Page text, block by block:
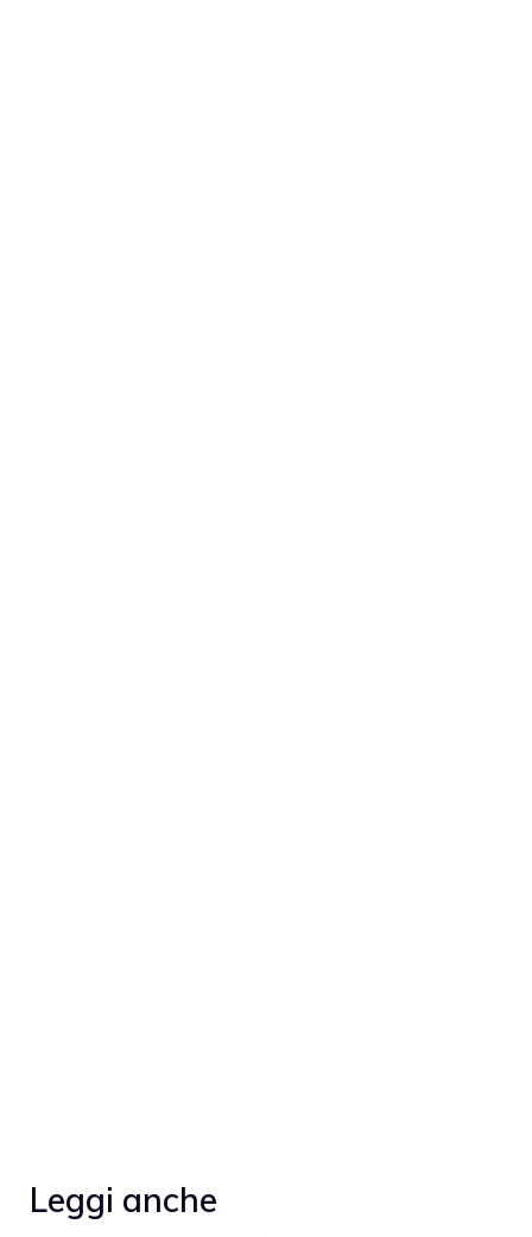
Leggi anche